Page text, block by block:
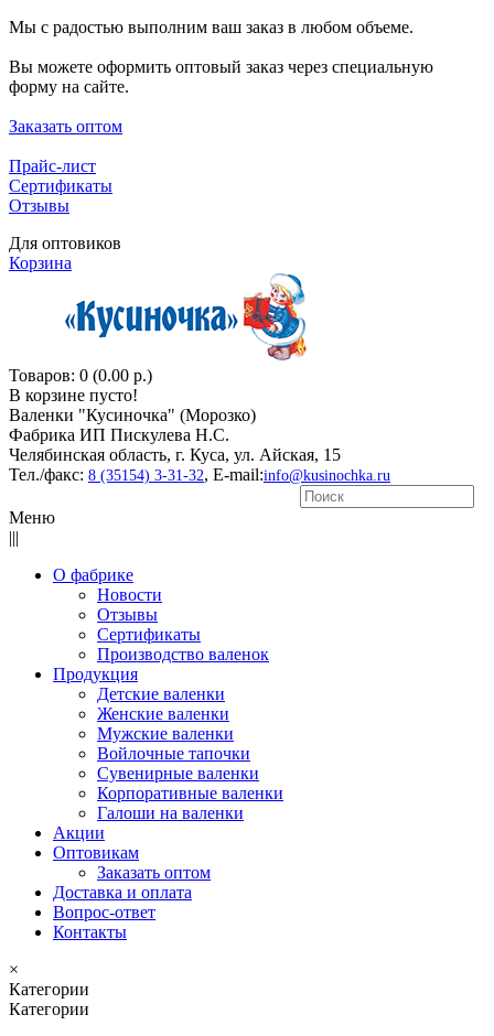
Мы с радостью выполним ваш заказ в любом объеме.
Вы можете оформить оптовый заказ через специальную
форму на сайте.
Заказать оптом
Прайс-лист
Сертификаты
Отзывы
Для оптовиков
Корзина
Товаров: 0 (0.00 р.)
В корзине пусто!
Валенки "Кусиночкa" (Морозко)
Фабрика ИП Пискулева Н.С.
Челябинская область, г. Куса, ул. Айская, 15
Тел./факс: 8 (35154) 3-31-32, E-mail:info@kusinochka.ru
Меню
|||
О фабрике
Новости
Отзывы
Сертификаты
Производство валенок
Продукция
Детские валенки
Женские валенки
Мужские валенки
Войлочные тапочки
Сувенирные валенки
Корпоративные валенки
Галоши на валенки
Акции
Оптовикам
Заказать оптом
Доставка и оплата
Вопрос-ответ
Контакты
×
Категории
Категории